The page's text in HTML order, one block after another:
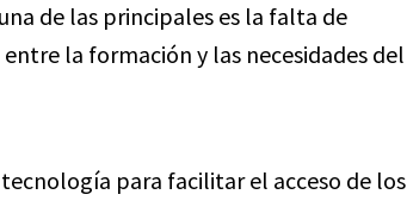
de las principales es la falta de
la formación y las necesidades del
para facilitar el acceso de los